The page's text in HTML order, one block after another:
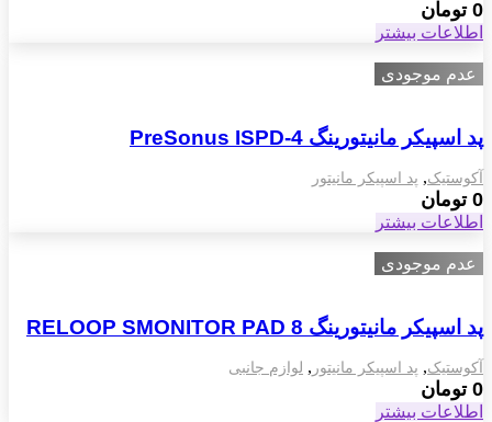
0 تومان
اطلاعات بیشتر
عدم موجودی
پد اسپیکر مانیتورینگ PreSonus ISPD-4
آکوستیک, پد اسپیکر مانیتور
0 تومان
اطلاعات بیشتر
عدم موجودی
پد اسپیکر مانیتورینگ RELOOP SMONITOR PAD 8
آکوستیک, پد اسپیکر مانیتور , لوازم جانبی
0 تومان
اطلاعات بیشتر